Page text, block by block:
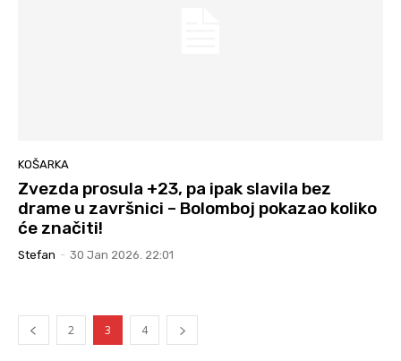
KOŠARKA
Zvezda prosula +23, pa ipak slavila bez
drame u završnici – Bolomboj pokazao koliko
će značiti!
Stefan - 30 Jan 2026. 22:01
2 3 4